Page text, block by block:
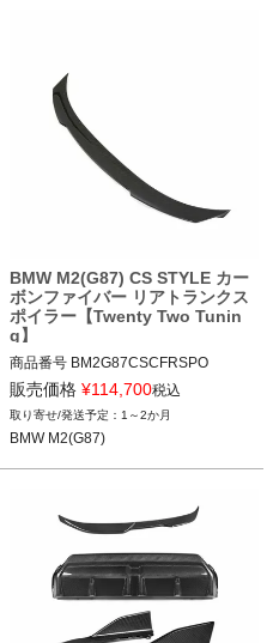
BMW M2(G87) CS STYLE カー
ボンファイバー リアトランクス
ポイラー【Twenty Two Tunin
g】
商品番号 BM2G87CSCFRSPO
BM2G87CSCFRSPO
RBON FIBRE REAR TRUNK SPOILE
R"
BMW M2(G87) 23-
販売価格 ¥114,700税込
1～2か月
BMW M2(G87)